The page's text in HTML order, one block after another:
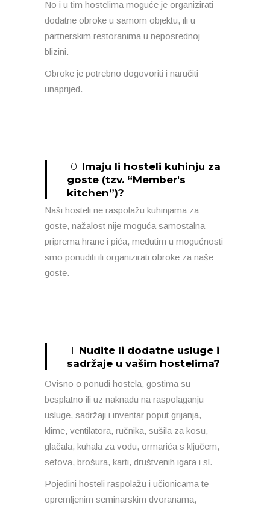
No i u tim hostelima moguće je organizirati
dodatne obroke u samom objektu, ili u
partnerskim restoranima u neposrednoj
blizini.
Obroke je potrebno dogovoriti i naručiti
unaprijed.
10. Imaju li hosteli kuhinju za
goste (tzv. “Member's
kitchen”)?
Naši hosteli ne raspolažu kuhinjama za
goste, nažalost nije moguća samostalna
priprema hrane i pića, međutim u mogućnosti
smo ponuditi ili organizirati obroke za naše
goste.
11. Nudite li dodatne usluge i
sadržaje u vašim hostelima?
Ovisno o ponudi hostela, gostima su
besplatno ili uz naknadu na raspolaganju
usluge, sadržaji i inventar poput grijanja,
klime, ventilatora, ručnika, sušila za kosu,
glačala, kuhala za vodu, ormarića s ključem,
sefova, brošura, karti, društvenih igara i sl.
Pojedini hosteli raspolažu i učionicama te
opremljenim seminarskim dvoranama,